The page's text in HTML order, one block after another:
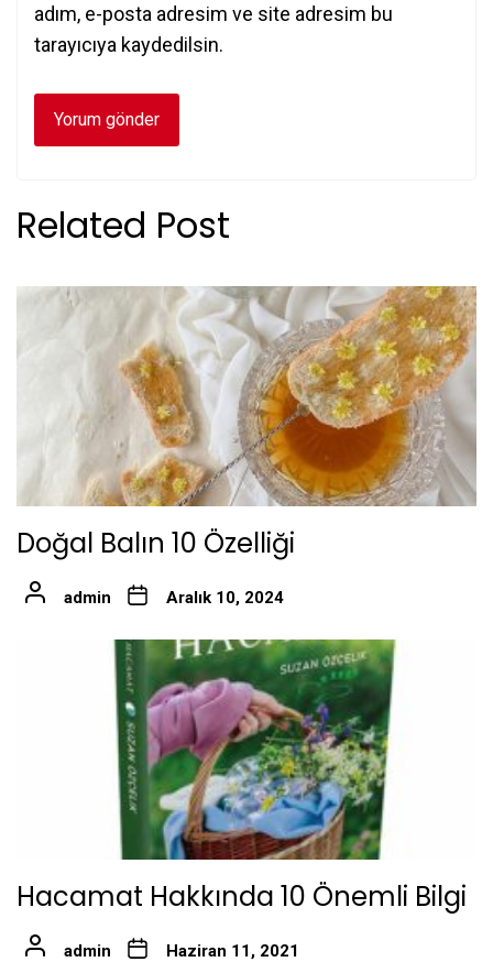
adım, e-posta adresim ve site adresim bu
tarayıcıya kaydedilsin.
Related Post
Doğal Balın 10 Özelliği
admin Aralık 10, 2024
Hacamat Hakkında 10 Önemli Bilgi
admin Haziran 11, 2021